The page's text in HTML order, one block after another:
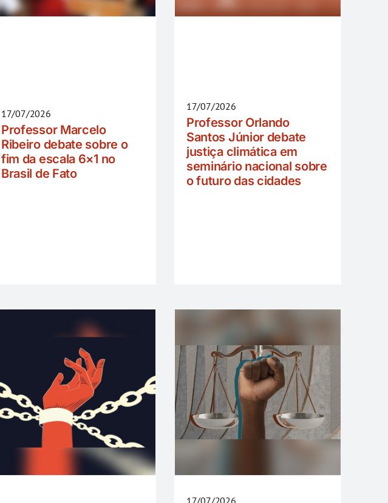
17/07/2026
Professor Marcelo
Ribeiro debate sobre o
fim da escala 6×1 no
Brasil de Fato
17/07/2026
Professor Orlando
Santos Júnior debate
justiça climática em
seminário nacional sobre
o futuro das cidades
17/07/2026